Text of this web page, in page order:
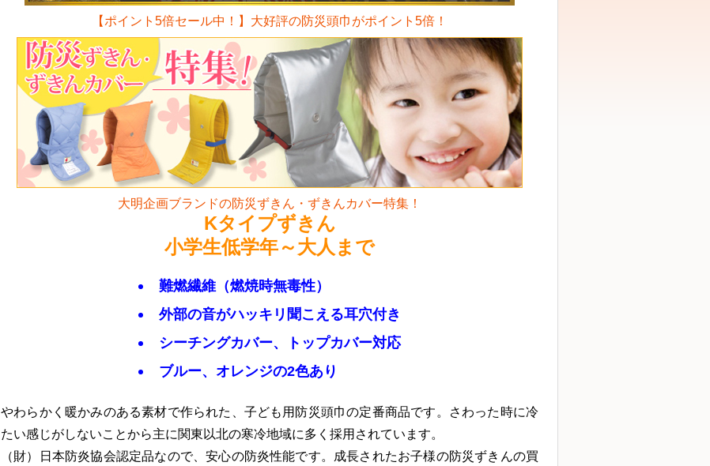
【ポイント5倍セール中！】 大好評の防災頭巾がポイント5倍！
大明企画ブランドの防災ずきん・ずきんカバー特集！
Kタイプずきん
小学生低学年～大人まで
難燃繊維（燃焼時無毒性）
外部の音がハッキリ聞こえる耳穴付き
シーチングカバー、トップカバー対応
ブルー、オレンジの2色あり
やわらかく暖かみのある素材で作られた、子ども用防災頭巾の定番商品です。さわった時に冷
たい感じがしないことから主に関東以北の寒冷地域に多く採用されています。
（財）日本防炎協会認定品なので、安心の防炎性能です。成長されたお子様の防災ずきんの買